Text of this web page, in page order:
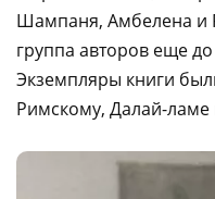
Шампаня, Амбелена и
группа авторов еще
Экземпляры книги
Римскому, Далай-ламе